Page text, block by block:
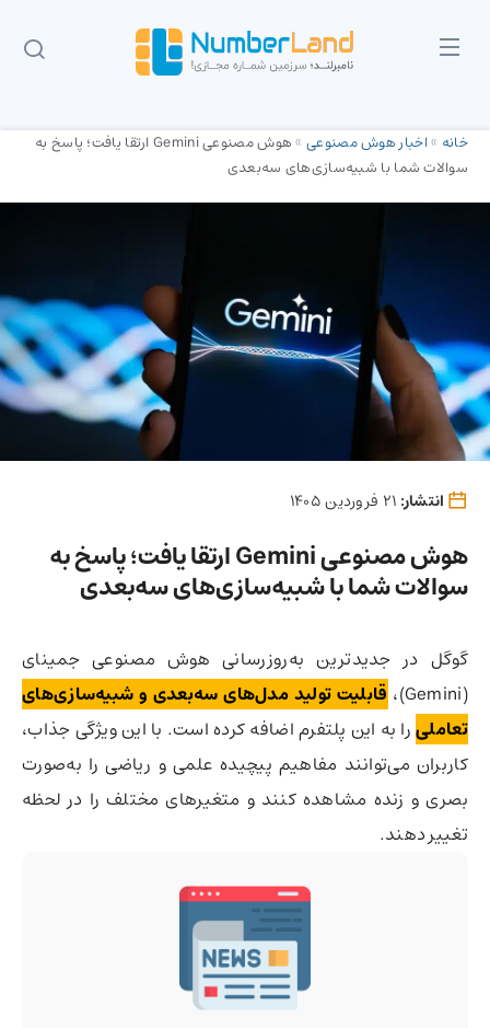
خانه »اخبار هوش مصنوعی»
هوش مصنوعی Gemini ارتقا یافت؛ پاسخ به
سوالات شما با شبیه‌سازی‌های سه‌بعدی
انتشار:
هوش مصنوعی Gemini ارتقا یافت؛ پاسخ به
سوالات شما با شبیه‌سازی‌های سه‌بعدی
گوگل در جدیدترین به‌روزرسانی هوش مصنوعی جمینای
(Gemini)،
قابلیت تولید مدل‌های سه‌بعدی و شبیه‌سازی‌های
تعاملیرا به این پلتفرم اضافه کرده است. با این ویژگی جذاب،
کاربران می‌توانند مفاهیم پیچیده علمی و ریاضی را به‌صورت
بصری و زنده مشاهده کنند و متغیرهای مختلف را در لحظه
تغییر دهند.